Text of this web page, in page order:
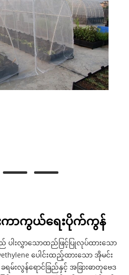
ကာကွယ်ရေးပိုက်ကွန်
ည် ပါးလွှာသောထည်ဖြင့်ပြုလုပ်ထားသော
ပေါင်းထည့်ထားသော အိုမင်း
မ်းလွန်ရောင်ခြည်နှင့် အခြားဓာတုဗေဒ